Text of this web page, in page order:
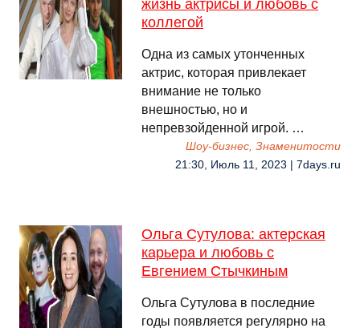
жизнь актрисы и любовь с
коллегой
Одна из самых утонченных
актрис, которая привлекает
внимание не только
внешностью, но и
непревзойденной игрой. …
Шоу-бизнес, Знаменитости
21:30, Июль 11, 2023 | 7days.ru
Ольга Сутулова: актерская
карьера и любовь с
Евгением Стычкиным
Ольга Сутулова в последние
годы появляется регулярно на